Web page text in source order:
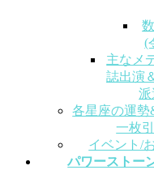
(
主なメ
誌出演
派
各星座の運勢
一枚
イベント/
パワーストー